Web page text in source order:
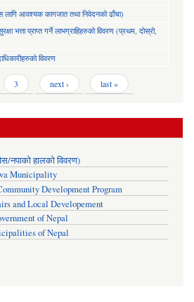
लागि आवश्यक कागजात तथा निवेदनको ढाँचा)
भत्ता प्राप्त गर्ने लाभग्राहिहरुको विवरण (प्रथम, दोस्रो,
विवरण
3 next › last »
नपाको हालको विवरण)
Municipality
Development Program
and Local Developement
of Nepal
of Nepal